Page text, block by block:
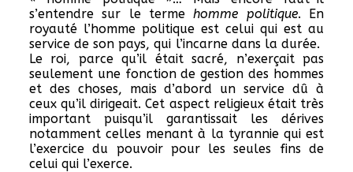
s’entendre sur le termehomme politique. En
royauté l’homme politique est celui qui est au
service de son pays, qui l’incarne dans la durée.
Le roi, parce qu’il était sacré, n’exerçait pas
seulement une fonction de gestion des hommes
et des choses, mais d’abord un service dû à
ceux qu’il dirigeait. Cet aspect religieux était très
important puisqu’il garantissait les dérives
notamment celles menant à la tyrannie qui est
l’exercice du pouvoir pour les seules fins de
celui qui l’exerce.